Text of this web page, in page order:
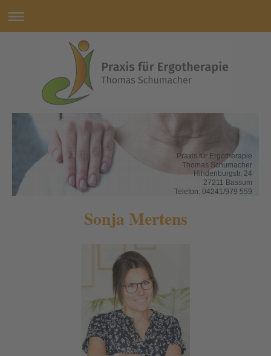
Praxis für Ergotherapie
Thomas Schumacher
Hindenburgstr. 24
27211 Bassum
Telefon: 04241/979 559
Sonja Mertens